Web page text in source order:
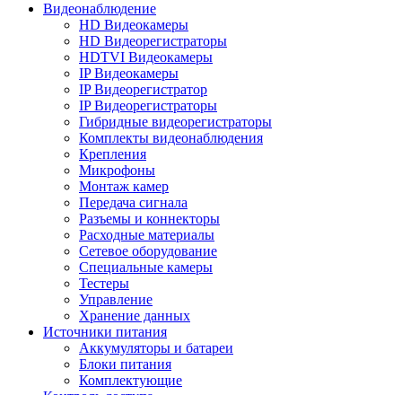
Видеонаблюдение
HD Видеокамеры
HD Видеорегистраторы
HDTVI Видеокамеры
IP Видеокамеры
IP Видеорегистратор
IP Видеорегистраторы
Гибридные видеорегистраторы
Комплекты видеонаблюдения
Крепления
Микрофоны
Монтаж камер
Передача сигнала
Разъемы и коннекторы
Расходные материалы
Сетевое оборудование
Специальные камеры
Тестеры
Управление
Хранение данных
Источники питания
Аккумуляторы и батареи
Блоки питания
Комплектующие